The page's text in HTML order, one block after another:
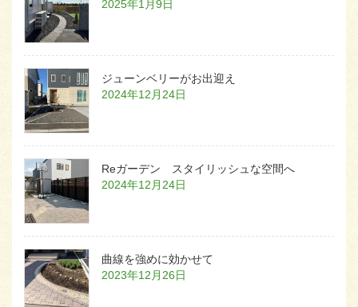
2025年1月9日
ジューンベリーがお出迎え
2024年12月24日
Reガーデン スタイリッシュな空間へ
2024年12月24日
曲線を強めに効かせて
2023年12月26日